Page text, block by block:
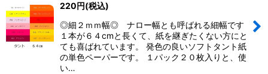
220円(税込)
◎細２ｍｍ幅◎ ナロー幅とも呼ばれる細幅です
１本が６４cmと長くて、紙を継ぎたくない方にと
ても喜ばれています。 発色の良いソフトタント紙
の単色ペーパーです。 １パック２０枚入りと、使
い…